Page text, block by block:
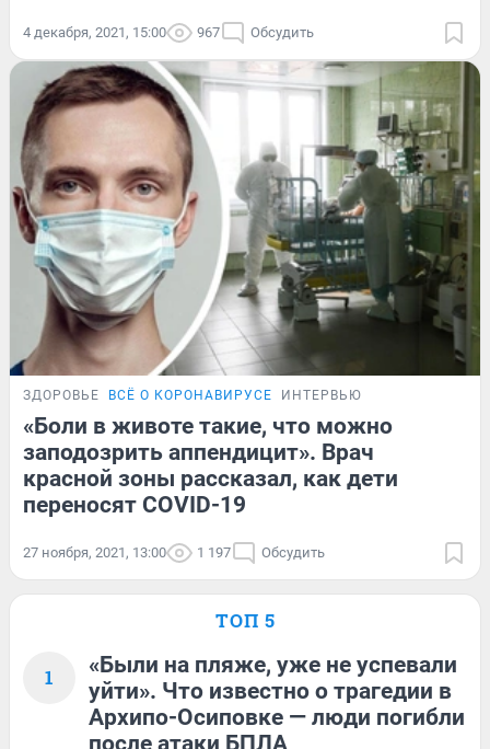
4 декабря, 2021, 15:00 967 Обсудить
ЗДОРОВЬЕ ВСЁ О КОРОНАВИРУСЕ ИНТЕРВЬЮ
«Боли в животе такие, что можно
заподозрить аппендицит». Врач
красной зоны рассказал, как дети
переносят COVID-19
27 ноября, 2021, 13:00 1 197 Обсудить
ТОП 5
1
«Были на пляже, уже не успевали
уйти». Что известно о трагедии в
Архипо-Осиповке — люди погибли
после атаки БПЛА